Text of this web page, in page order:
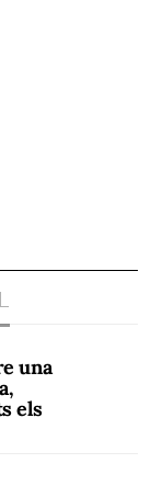
una
els